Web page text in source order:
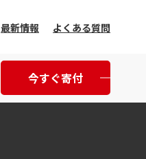
最新情報 よくある質問
今すぐ寄付